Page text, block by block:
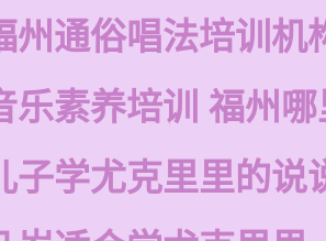
州通俗唱法培训机
乐素养培训 福州
子学尤克里里的说